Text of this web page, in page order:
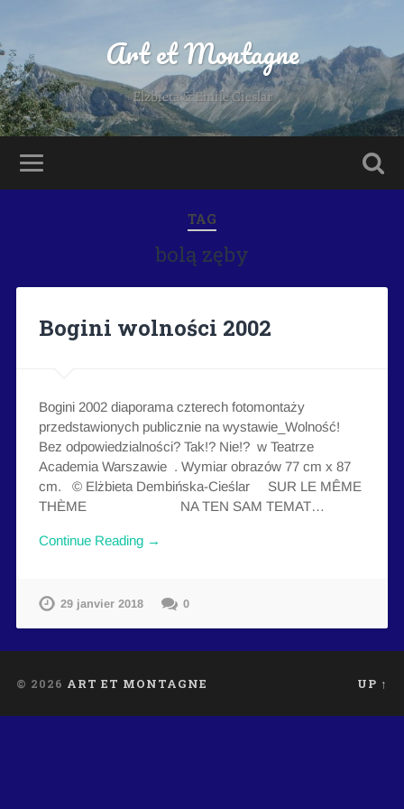
Art et Montagne
Elzbieta & Emile Cieslar
TAG
bolą zęby
Bogini wolności 2002
Bogini 2002 diaporama czterech fotomontaży
przedstawionych publicznie na wystawie_Wolność!
Bez odpowiedzialności? Tak!? Nie!? w Teatrze
Academia Warszawie . Wymiar obrazów 77 cm x 87
cm. © Elżbieta Dembińska-Cieślar SUR LE MÊME
THÈME NA TEN SAM TEMAT…
Continue Reading →
29 janvier 2018 0
© 2026 ART ET MONTAGNE UP ↑